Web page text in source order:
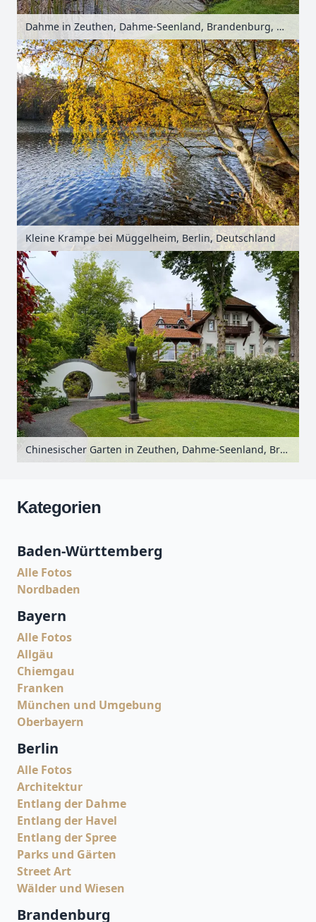
Dahme in Zeuthen, Dahme-Seenland, Brandenburg, Deutschland
Kleine Krampe bei Müggelheim, Berlin, Deutschland
Chinesischer Garten in Zeuthen, Dahme-Seenland, Brandenburg, Deutschland
Kategorien
Baden-Württemberg
Alle Fotos
Nordbaden
Bayern
Alle Fotos
Allgäu
Chiemgau
Franken
München und Umgebung
Oberbayern
Berlin
Alle Fotos
Architektur
Entlang der Dahme
Entlang der Havel
Entlang der Spree
Parks und Gärten
Street Art
Wälder und Wiesen
Brandenburg